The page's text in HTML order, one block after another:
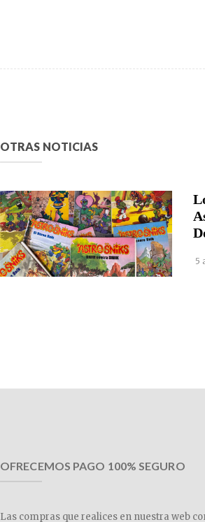
OTRAS NOTICIAS
5
OFRECEMOS PAGO 100% SEGURO
Las compras que realices en nuestra web